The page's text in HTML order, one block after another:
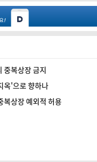
복상장 금지
옥'으로 향하나
상장 예외적 허용